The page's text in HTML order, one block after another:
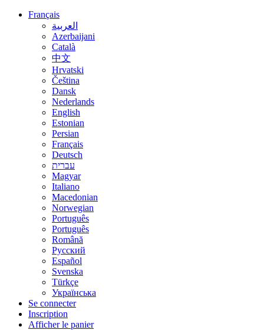
Français
العربية
Azerbaijani
Català
中文
Hrvatski
Čeština
Dansk
Nederlands
English
Estonian
Persian
Français
Deutsch
עברית
Magyar
Italiano
Macedonian
Norwegian
Português
Português
Română
Русский
Español
Svenska
Türkçe
Українська
Se connecter
Inscription
Afficher le panier